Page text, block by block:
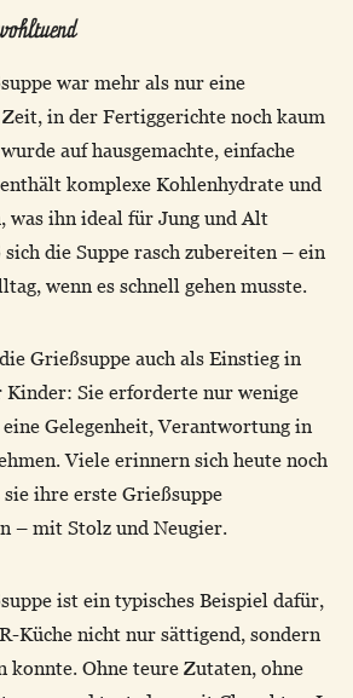
war mehr als nur eine
in der Fertiggerichte noch kaum
auf hausgemachte, einfache
komplexe Kohlenhydrate und
was ihn ideal für Jung und Alt
die Suppe rasch zubereiten – ein
wenn es schnell gehen musste.
Grießsuppe auch als Einstieg in
Kinder: Sie erforderte nur wenige
Gelegenheit, Verantwortung in
Viele erinnern sich heute noch
ihre erste Grießsuppe
– mit Stolz und Neugier.
ist ein typisches Beispiel dafür,
Küche nicht nur sättigend, sondern
konnte. Ohne teure Zutaten, ohne